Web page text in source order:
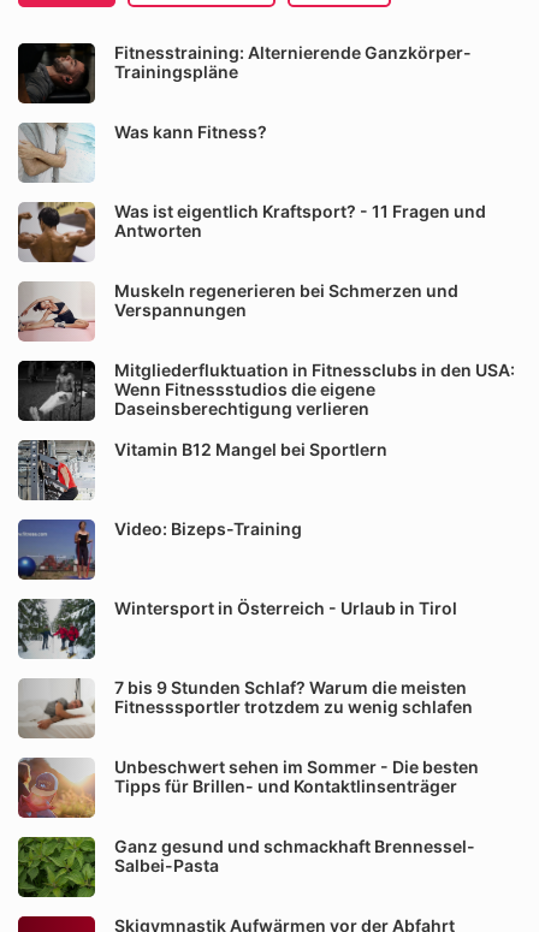
Fitnesstraining: Alternierende Ganzkörper-
Trainingspläne
Was kann Fitness?
Was ist eigentlich Kraftsport? - 11 Fragen und
Antworten
Muskeln regenerieren bei Schmerzen und
Verspannungen
Mitgliederfluktuation in Fitnessclubs in den USA:
Wenn Fitnessstudios die eigene
Daseinsberechtigung verlieren
Vitamin B12 Mangel bei Sportlern
Video: Bizeps-Training
Wintersport in Österreich - Urlaub in Tirol
7 bis 9 Stunden Schlaf? Warum die meisten
Fitnesssportler trotzdem zu wenig schlafen
Unbeschwert sehen im Sommer - Die besten
Tipps für Brillen- und Kontaktlinsenträger
Ganz gesund und schmackhaft Brennessel-
Salbei-Pasta
Skigymnastik Aufwärmen vor der Abfahrt